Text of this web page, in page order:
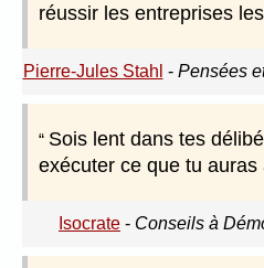
réussir les entreprises
Pierre-Jules Stahl - Pensées
Sois lent dans tes
exécuter ce que tu auras
Isocrate - Conseils à